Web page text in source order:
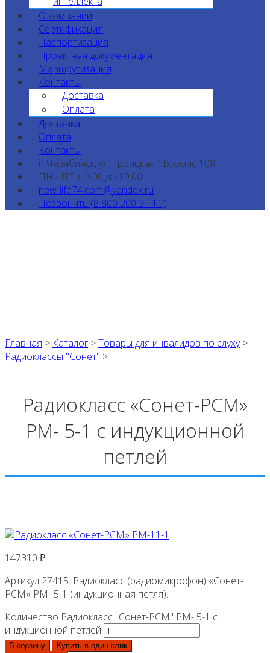
О компании
Сертификация
Паспортизация
Проектная документация
Маршрутизация
Контакты
Доставка
Оплата
Доставка
Оплата
Контакты
г. Челябинск, ул. Троицкая 1В, офис 108
ПН - ПТ: с 9:00 до 19:00
new-life74.com@yandex.ru
Позвонить (8 800 200 3 111)
Главная > Каталог >Товары для инвалидов по слуху>
Радиоклассы "Сонет" >
Радиокласс «Сонет-РСМ»
РМ- 5-1 с индукционной
петлей
147310 ₽
Артикул 27415. Радиокласс (радиомикрофон) «Сонет-
РСМ» РМ- 5-1 (индукционная петля).
Количество Радиокласс "Сонет-РСМ" РМ- 5-1 с
индукционной петлей
В корзину Купить в один клик